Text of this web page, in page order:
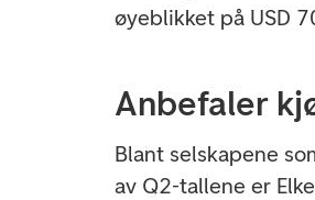
øyeblikket på USD
Anbefaler
Blant selskapene
av Q2-tallene er